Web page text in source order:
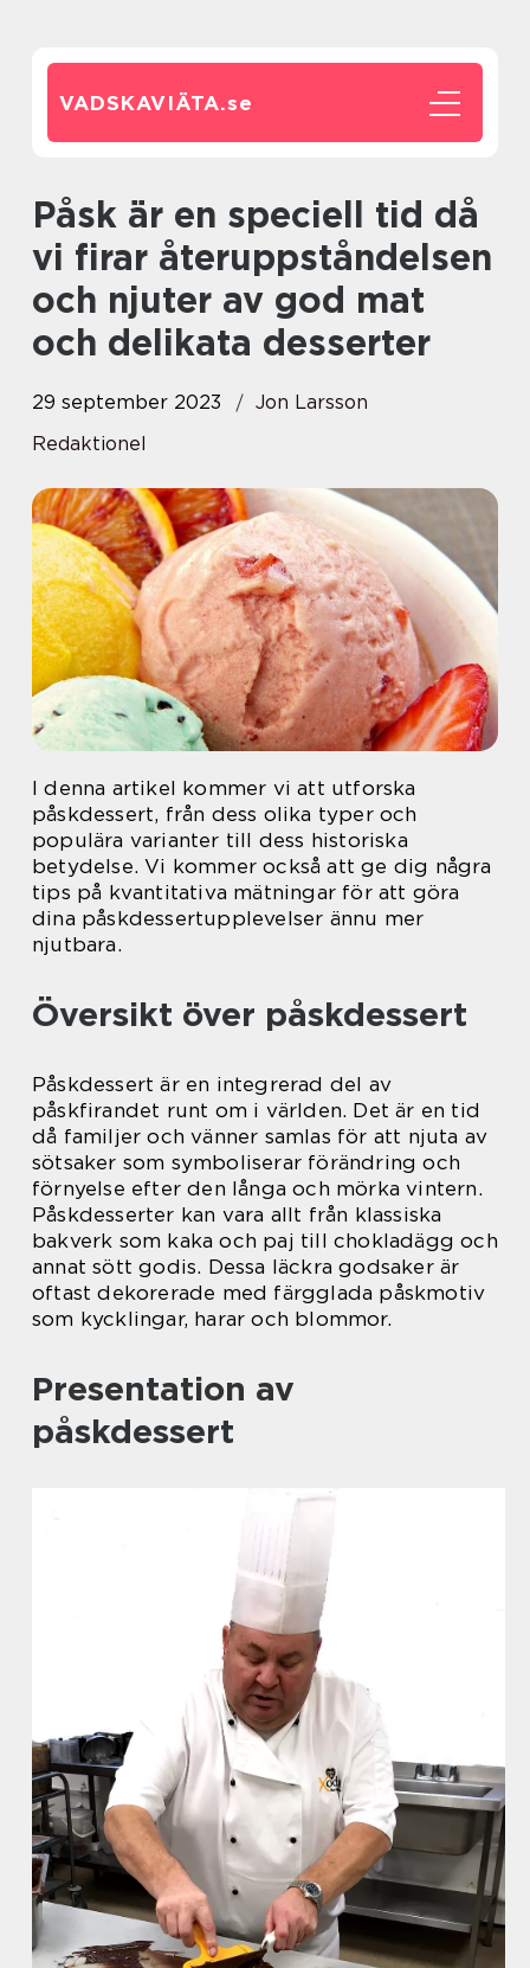
VADSKAVIÄTA.se
Påsk är en speciell tid då
vi firar återuppståndelsen
och njuter av god mat
och delikata desserter
29 september 2023
Jon Larsson
Redaktionel
I denna artikel kommer vi att utforska
påskdessert, från dess olika typer och
populära varianter till dess historiska
betydelse. Vi kommer också att ge dig några
tips på kvantitativa mätningar för att göra
dina påskdessertupplevelser ännu mer
njutbara.
Översikt över påskdessert
Påskdessert är en integrerad del av
påskfirandet runt om i världen. Det är en tid
då familjer och vänner samlas för att njuta av
sötsaker som symboliserar förändring och
förnyelse efter den långa och mörka vintern.
Påskdesserter kan vara allt från klassiska
bakverk som kaka och paj till chokladägg och
annat sött godis. Dessa läckra godsaker är
oftast dekorerade med färgglada påskmotiv
som kycklingar, harar och blommor.
Presentation av
påskdessert